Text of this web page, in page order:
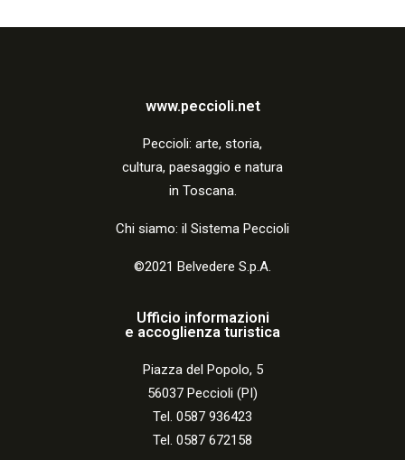
www.peccioli.net
Peccio li: arte, storia,
cultura, paesaggio e natura
in Toscana.
Chi siamo: il Sistema Peccioli
©2021 Belvedere S.p.A.
Ufficio informazioni
e accoglienza turistica
Piazza del Popolo, 5
56037 Peccioli (PI)
Tel. 0587 936423
Tel. 0587 672158